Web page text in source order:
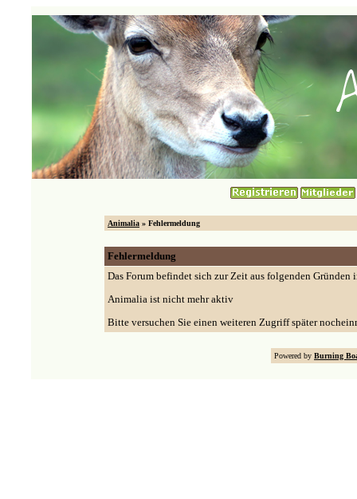
Animalia » Fehlermeldung
Fehlermeldung
Das Forum befindet sich zur Zeit aus folgenden Gründen
Animalia ist nicht mehr aktiv
Bitte versuchen Sie einen weiteren Zugriff später
Powered by Burning